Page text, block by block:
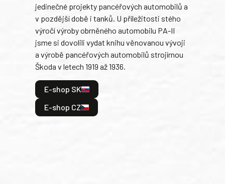
jedinečné projekty pancéřových automobilů a
v pozdější době i tanků. U příležitosti stého
výročí výroby obrněného automobilu PA-II
jsme si dovolili vydat knihu věnovanou vývoji
a výrobě pancéřových automobilů strojírnou
Škoda v letech 1919 až 1936.
E-shop SK
E-shop CZ